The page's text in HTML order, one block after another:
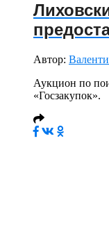
Автор:
Аукцион по
«Госзакупок».